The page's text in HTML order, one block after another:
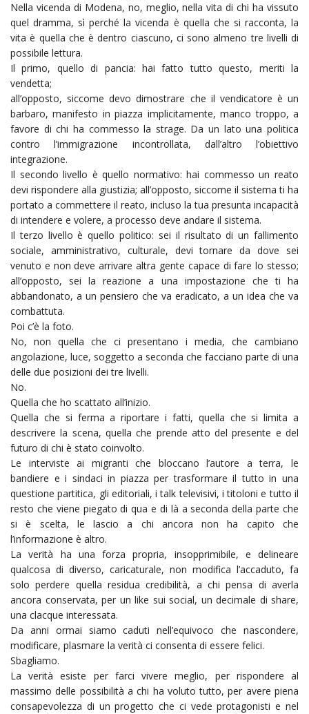
Nella vicenda di Modena, no, meglio, nella vita di chi ha vissuto
quel dramma, sì perché la vicenda è quella che si racconta, la
vita è quella che è dentro ciascuno, ci sono almeno tre livelli di
possibile lettura.
Il primo, quello di pancia: hai fatto tutto questo, meriti la
vendetta;
all’opposto, siccome devo dimostrare che il vendicatore è un
barbaro, manifesto in piazza implicitamente, manco troppo, a
favore di chi ha commesso la strage. Da un lato una politica
contro l’immigrazione incontrollata, dall’altro l’obiettivo
integrazione.
Il secondo livello è quello normativo: hai commesso un reato
devi rispondere alla giustizia; all’opposto, siccome il sistema ti ha
portato a commettere il reato, incluso la tua presunta incapacità
di intendere e volere, a processo deve andare il sistema.
Il terzo livello è quello politico: sei il risultato di un fallimento
sociale, amministrativo, culturale, devi tornare da dove sei
venuto e non deve arrivare altra gente capace di fare lo stesso;
all’opposto, sei la reazione a una impostazione che ti ha
abbandonato, a un pensiero che va eradicato, a un idea che va
combattuta.
Poi c’è la foto.
No, non quella che ci presentano i media, che cambiano
angolazione, luce, soggetto a seconda che facciano parte di una
delle due posizioni dei tre livelli.
No.
Quella che ho scattato all’inizio.
Quella che si ferma a riportare i fatti, quella che si limita a
descrivere la scena, quella che prende atto del presente e del
futuro di chi è stato coinvolto.
Le interviste ai migranti che bloccano l’autore a terra, le
bandiere e i sindaci in piazza per trasformare il tutto in una
questione partitica, gli editoriali, i talk televisivi, i titoloni e tutto il
resto che viene piegato di qua e di là a seconda della parte che
si è scelta, le lascio a chi ancora non ha capito che
l’informazione è altro.
La verità ha una forza propria, insopprimibile, e delineare
qualcosa di diverso, caricaturale, non modifica l’accaduto, fa
solo perdere quella residua credibilità, a chi pensa di averla
ancora conservata, per un like sui social, un decimale di share,
una clacque interessata.
Da anni ormai siamo caduti nell’equivoco che nascondere,
modificare, plasmare la verità ci consenta di essere felici.
Sbagliamo.
La verità esiste per farci vivere meglio, per rispondere al
massimo delle possibilità a chi ha voluto tutto, per avere piena
consapevolezza di un progetto che ci vede protagonisti e nel